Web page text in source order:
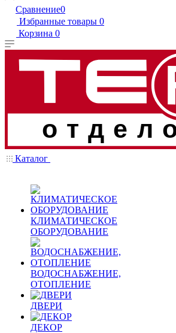
Сравнение0
Избранные товары 0
Корзина 0
Каталог
КЛИМАТИЧЕСКОЕ
ОБОРУДОВАНИЕ
ВОДОСНАБЖЕНИЕ,
ОТОПЛЕНИЕ
ДВЕРИ
ДЕКОР